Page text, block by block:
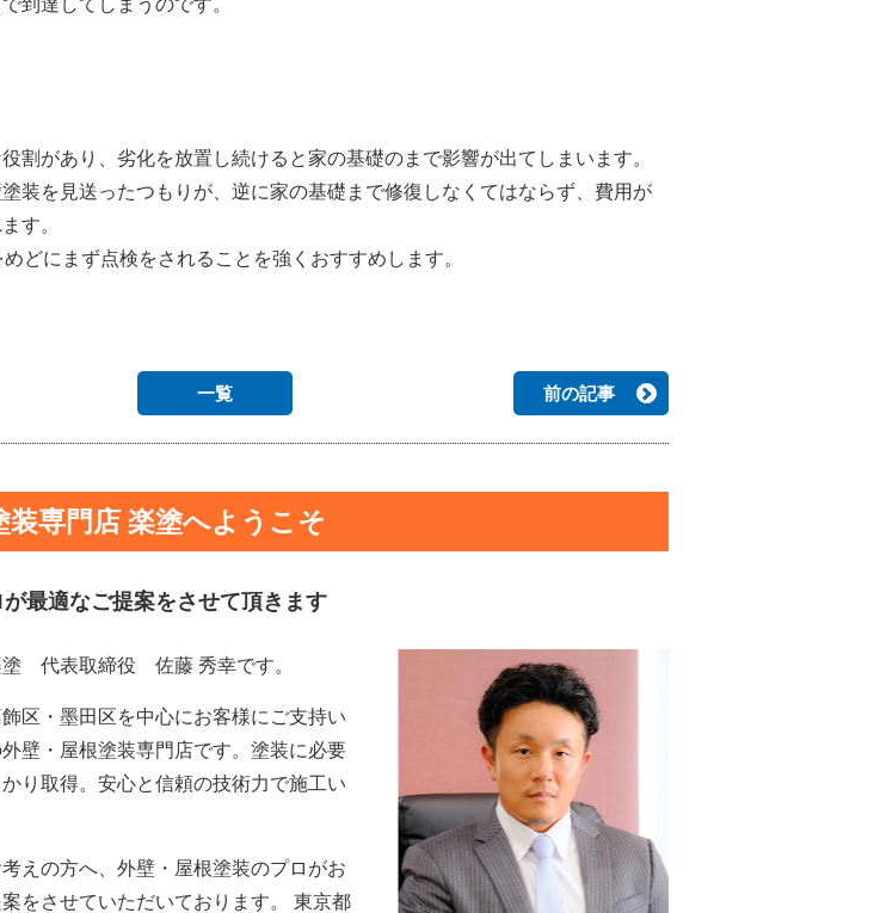
到達してしまうのです。
割があり、劣化を放置し続けると家の基礎のまで影響が出てしまいます。
装を見送ったつもりが、逆に家の基礎まで修復しなくてはならず、費用が
す。
どにまず点検をされることを強くおすすめします。
一覧 前の記事
装専門店 楽塗へようこそ
最適なご提案をさせて頂きます
塗 代表取締役 佐藤 秀幸です。
区・墨田区を中心にお客様にご支持い
壁・屋根塗装専門店です。塗装に必要
り取得。安心と信頼の技術力で施工い
えの方へ、外壁・屋根塗装のプロがお
をさせていただいております。 東京都